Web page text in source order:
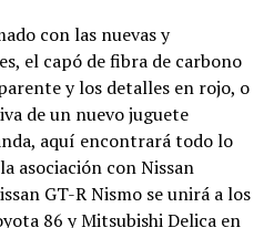
con las nuevas y
el capó de fibra de carbono
y los detalles en rojo, o
de un nuevo juguete
aquí encontrará todo lo
asociación con Nissan
GT-R Nismo se unirá a los
86 y Mitsubishi Delica en